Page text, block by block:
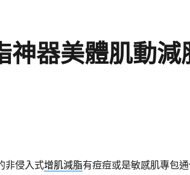
神器美體肌動減
非侵入式增肌減脂有痘痘或是敏感肌專包